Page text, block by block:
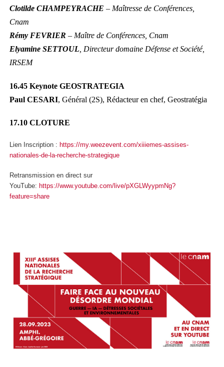
Clotilde CHAMPEYRACHE – Maîtresse de Conférences,
Cnam
Rémy FEVRIER – Maître de Conférences, Cnam
Elyamine SETTOUL, Directeur domaine Défense et Société,
IRSEM
16.45 Keynote GEOSTRATEGIA
Paul CESARI, Général (2S), Rédacteur en chef, Geostratégia
17.10 CLOTURE
Lien Inscription : https://my.weezevent.com/xiiiemes-assises-
nationales-de-la-recherche-strategique
Retransmission en direct sur
YouTube: https://www.youtube.com/live/pXGLWyypmNg?
feature=share